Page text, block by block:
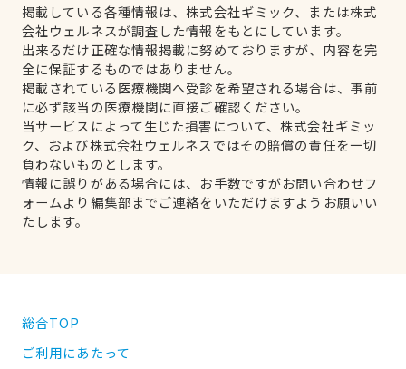
掲載している各種情報は、株式会社ギミック、または株式
会社ウェルネスが調査した情報をもとにしています。
出来るだけ正確な情報掲載に努めておりますが、内容を完
全に保証するものではありません。
掲載されている医療機関へ受診を希望される場合は、事前
に必ず該当の医療機関に直接ご確認ください。
当サービスによって生じた損害について、株式会社ギミッ
ク、および株式会社ウェルネスではその賠償の責任を一切
負わないものとします。
情報に誤りがある場合には、お手数ですがお問い合わせフ
ォームより編集部までご連絡をいただけますようお願いい
たします。
総合TOP
ご利用にあたって